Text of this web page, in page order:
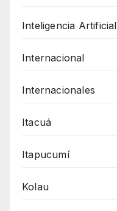
Inteligencia Artificial
Internacional
Internacionales
Itacuá
Itapucumí
Kolau